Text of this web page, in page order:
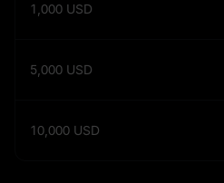
1,000 USD
5,000 USD
10,000 USD